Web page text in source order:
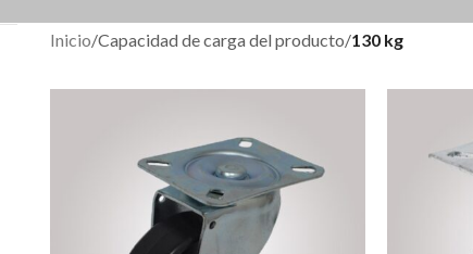
Inicio/Capacidad de carga del producto/130 kg